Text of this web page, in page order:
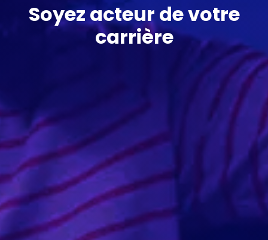
Soyez acteur de votre
carrière